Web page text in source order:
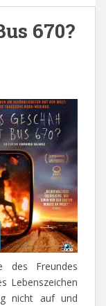
670?
des Freundes
Lebenszeichen
nicht auf und